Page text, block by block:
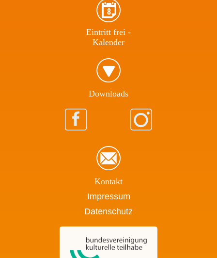
Eintritt frei -
Kalender
Download​s
Kontakt
Impressum
Datenschutz